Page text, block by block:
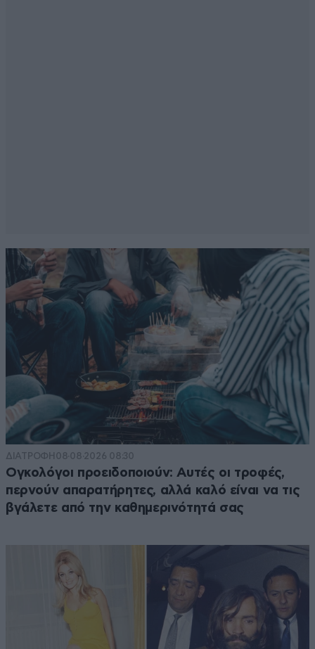
ΔΙΑΤΡΟΦΗ 08·08·2026 08:30
Ογκολόγοι προειδοποιούν: Αυτές οι τροφές,
περνούν απαρατήρητες, αλλά καλό είναι να τις
βγάλετε από την καθημερινότητά σας